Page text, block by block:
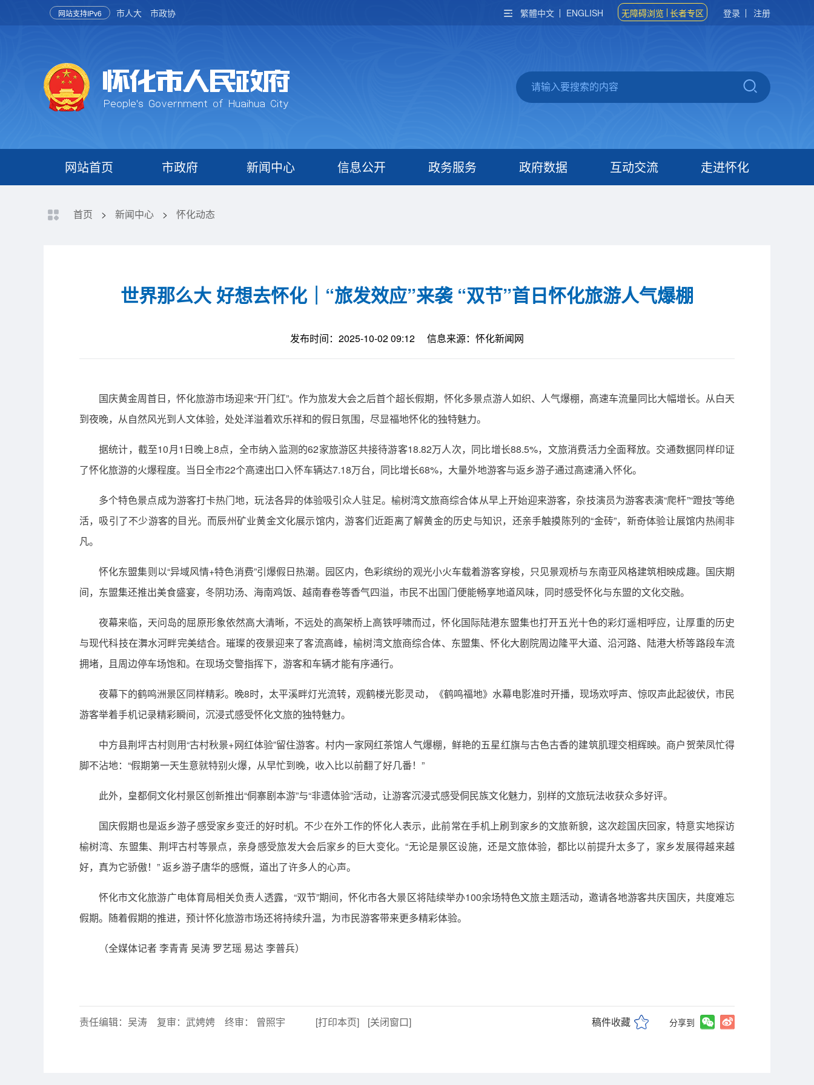
网站支持IPv6 市人大 市政协 繁體中文 ENGLISH 无障碍浏览 长者专区 登录 注册
网站首页 市政府 新闻中心 信息公开 政务服务 政府数据 互动交流 走进怀化
首页 > 新闻中心 > 怀化动态
世界那么大 好想去怀化｜“旅发效应”来袭 “双节”首日怀化旅游人气爆棚
发布时间：2025-10-02 09:12 信息来源：怀化新闻网
国庆黄金周首日，怀化旅游市场迎来“开门红”。作为旅发大会之后首个超长假期，怀化多景点游人如织、人气爆棚，高速车流量同比大幅增长。从白天
到夜晚，从自然风光到人文体验，处处洋溢着欢乐祥和的假日氛围，尽显福地怀化的独特魅力。
据统计，截至10月1日晚上8点，全市纳入监测的62家旅游区共接待游客18.82万人次，同比增长88.5%，文旅消费活力全面释放。交通数据同样印证
了怀化旅游的火爆程度。当日全市22个高速出口入怀车辆达7.18万台，同比增长68%，大量外地游客与返乡游子通过高速涌入怀化。
多个特色景点成为游客打卡热门地，玩法各异的体验吸引众人驻足。榆树湾文旅商综合体从早上开始迎来游客，杂技演员为游客表演“爬杆”“蹬技”等绝
活，吸引了不少游客的目光。而辰州矿业黄金文化展示馆内，游客们近距离了解黄金的历史与知识，还亲手触摸陈列的“金砖”，新奇体验让展馆内热闹非
凡。
怀化东盟集则以“异域风情+特色消费”引爆假日热潮。园区内，色彩缤纷的观光小火车载着游客穿梭，只见景观桥与东南亚风格建筑相映成趣。国庆期
间，东盟集还推出美食盛宴，冬阴功汤、海南鸡饭、越南春卷等香气四溢，市民不出国门便能畅享地道风味，同时感受怀化与东盟的文化交融。
夜幕来临，天问岛的屈原形象依然高大清晰，不远处的高架桥上高铁呼啸而过，怀化国际陆港东盟集也打开五光十色的彩灯遥相呼应，让厚重的历史
与现代科技在㵲水河畔完美结合。璀璨的夜景迎来了客流高峰，榆树湾文旅商综合体、东盟集、怀化大剧院周边隆平大道、沿河路、陆港大桥等路段车流
拥堵，且周边停车场饱和。在现场交警指挥下，游客和车辆才能有序通行。
夜幕下的鹤鸣洲景区同样精彩。晚8时，太平溪畔灯光流转，观鹤楼光影灵动，《鹤鸣福地》水幕电影准时开播，现场欢呼声、惊叹声此起彼伏，市民
游客举着手机记录精彩瞬间，沉浸式感受怀化文旅的独特魅力。
中方县荆坪古村则用“古村秋景+网红体验”留住游客。村内一家网红茶馆人气爆棚，鲜艳的五星红旗与古色古香的建筑肌理交相辉映。商户贺荣凤忙得
脚不沾地：“假期第一天生意就特别火爆，从早忙到晚，收入比以前翻了好几番！”
此外，皇都侗文化村景区创新推出“侗寨剧本游”与“非遗体验”活动，让游客沉浸式感受侗民族文化魅力，别样的文旅玩法收获众多好评。
国庆假期也是返乡游子感受家乡变迁的好时机。不少在外工作的怀化人表示，此前常在手机上刷到家乡的文旅新貌，这次趁国庆回家，特意实地探访
榆树湾、东盟集、荆坪古村等景点，亲身感受旅发大会后家乡的巨大变化。“无论是景区设施，还是文旅体验，都比以前提升太多了，家乡发展得越来越
好，真为它骄傲！” 返乡游子唐华的感慨，道出了许多人的心声。
怀化市文化旅游广电体育局相关负责人透露，“双节”期间，怀化市各大景区将陆续举办100余场特色文旅主题活动，邀请各地游客共庆国庆，共度难忘
假期。随着假期的推进，预计怀化旅游市场还将持续升温，为市民游客带来更多精彩体验。
（全媒体记者 李青青 吴涛 罗艺瑶 易达 李普兵）
责任编辑：吴涛 复审：武娉娉 终审： 曾照宇 [打印本页] [关闭窗口] 稿件收藏 分享到